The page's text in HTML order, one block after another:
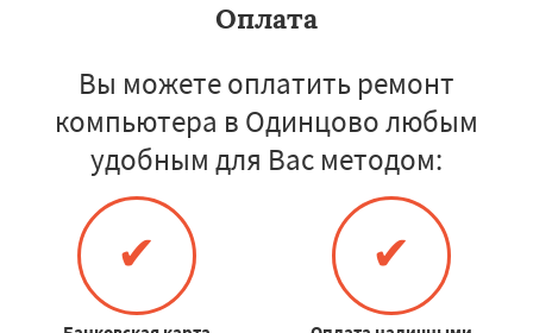
Оплата
Вы можете оплатить ремонт
компьютера в Одинцово любым
удобным для Вас методом:
✔ ✔